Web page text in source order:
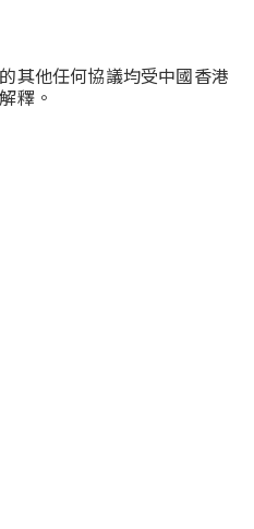
其他任何協議均受中國香港
釋。